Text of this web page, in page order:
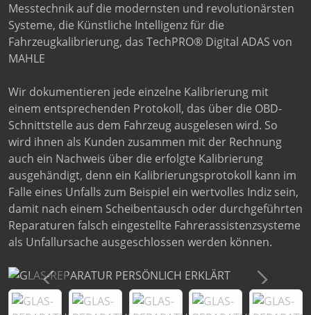
Messtechnik auf die modernsten und revolutionärsten
Systeme, die Künstliche Intelligenz für die
Fahrzeugkalibrierung, das TechPRO® Digital ADAS von
MAHLE
Wir dokumentieren jede einzelne Kalibrierung mit
einem entsprechenden Protokoll, das über die OBD-
Schnittstelle aus dem Fahrzeug ausgelesen wird. So
wird ihnen als Kunden zusammen mit der Rechnung
auch ein Nachweis über die erfolgte Kalibrierung
ausgehändigt, denn ein Kalibrierungsprotokoll kann im
Falle eines Unfalls zum Beispiel ein wertvolles Indiz sein,
damit nach einem Scheibentausch oder durchgeführten
Reparaturen falsch eingestellte Fahrerassistenzsysteme
als Unfallursache ausgeschlossen werden können.